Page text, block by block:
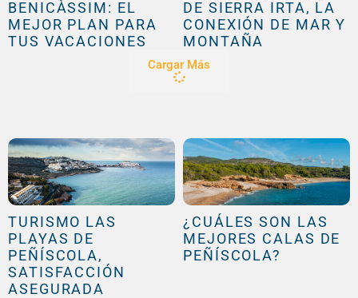
BENICÀSSIM: EL
MEJOR PLAN PARA
TUS VACACIONES
DE SIERRA IRTA, LA
CONEXIÓN DE MAR Y
MONTAÑA
Cargar Más
TURISMO LAS
PLAYAS DE
PEÑÍSCOLA,
SATISFACCIÓN
ASEGURADA
¿CUÁLES SON LAS
MEJORES CALAS DE
PEÑÍSCOLA?